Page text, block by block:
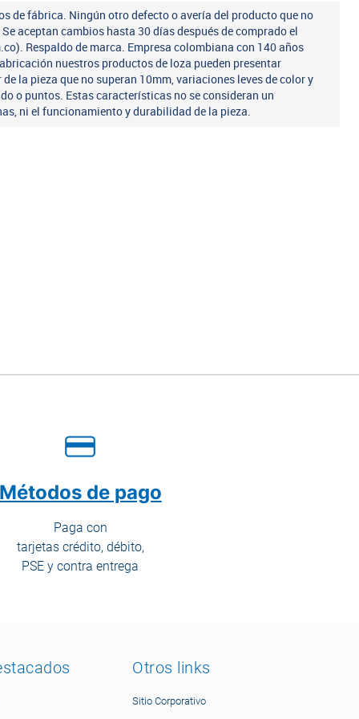
de fábrica. Ningún otro defecto o avería del producto que no
aceptan cambios hasta 30 días después de comprado el
Respaldo de marca. Empresa colombiana con 140 años
nuestros productos de loza pueden presentar
la pieza que no superan 10mm, variaciones leves de color y
o puntos. Estas características no se consideran un
ni el funcionamiento y durabilidad de la pieza.
Métodos de pago
Paga con
tarjetas crédito, débito,
PSE y contra entrega
Otros links
Sitio Corporativo